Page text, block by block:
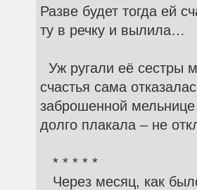
Разве будет тогда ей
ту в речку и вылила…
Уж ругали её сестры
счастья сама
заброшенной
долго плакала – не
* * * * *
Через месяц, как